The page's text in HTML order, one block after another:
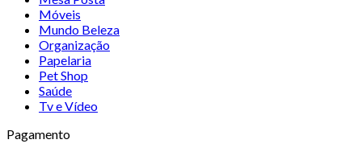
Móveis
Mundo Beleza
Organização
Papelaria
Pet Shop
Saúde
Tv e Vídeo
Pagamento